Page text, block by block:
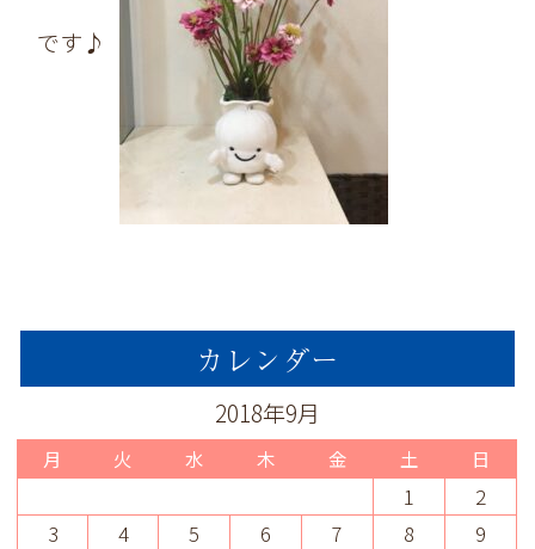
です♪
カレンダー
2018年9月
月 火 水 木 金 土 日
1
2
3
4 5 6 7 8
9